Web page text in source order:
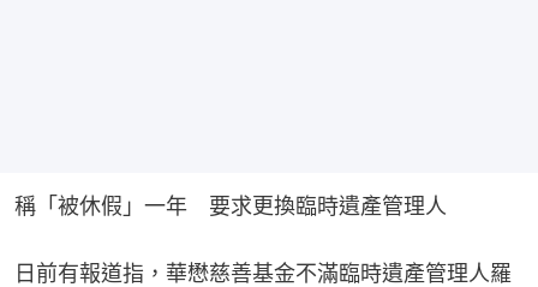
稱「被休假」一年　要求更換臨時遺產管理人​
日前有報道指，華懋慈善基金不滿臨時遺產管理人羅